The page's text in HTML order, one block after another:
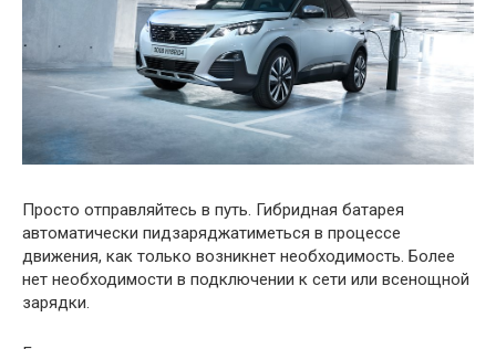
Просто отправляйтесь в путь. Гибридная батарея
автоматически пидзаряджатиметься в процессе
движения, как только возникнет необходимость. Более
нет необходимости в подключении к сети или всенощной
зарядки.